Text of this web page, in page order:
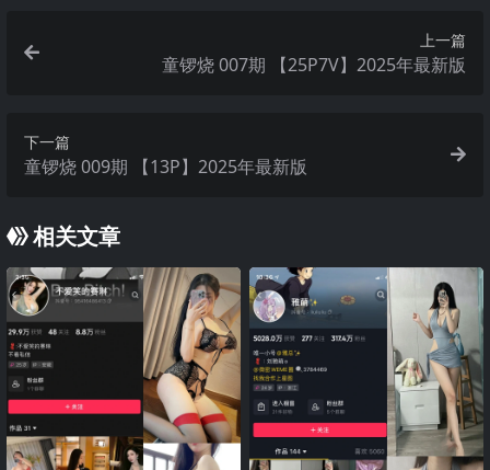
上一篇
童锣烧 007期 【25P7V】2025年最新版
下一篇
童锣烧 009期 【13P】2025年最新版
相关文章